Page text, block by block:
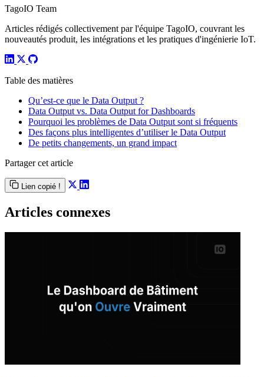
TagoIO Team
Articles rédigés collectivement par l'équipe TagoIO, couvrant les
nouveautés produit, les intégrations et les pratiques d'ingénierie IoT.
Table des matières
Qu’est-ce que le Data Output ?
Data Output vs. Data Output for Dashboards
Pourquoi les problèmes de Data Output sont si fréquents
Des façons plus intelligentes d’utiliser le Data Output
De petits changements, un grand impact
Partager cet article
Lien copié !
Articles connexes